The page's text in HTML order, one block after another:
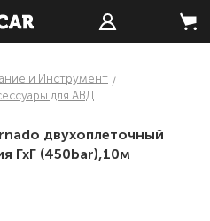
и Инструмент
для АВД
двухоплеточный
ГхГ (450bar),10м